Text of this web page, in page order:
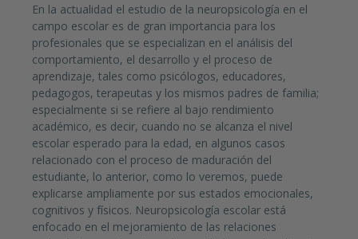
En la actualidad el estudio de la neuropsicología en el
campo escolar es de gran importancia para los
profesionales que se especializan en el análisis del
comportamiento, el desarrollo y el proceso de
aprendizaje, tales como psicólogos, educadores,
pedagogos, terapeutas y los mismos padres de familia;
especialmente si se refiere al bajo rendimiento
académico, es decir, cuando no se alcanza el nivel
escolar esperado para la edad, en algunos casos
relacionado con el proceso de maduración del
estudiante, lo anterior, como lo veremos, puede
explicarse ampliamente por sus estados emocionales,
cognitivos y físicos. Neuropsicología escolar está
enfocado en el mejoramiento de las relaciones